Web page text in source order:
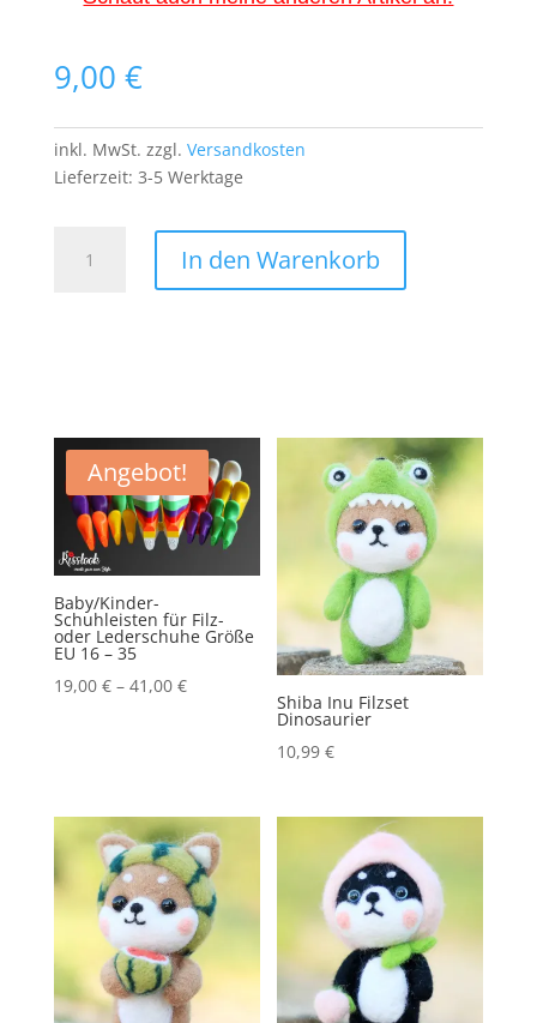
9,00 €
inkl. MwSt. zzgl. Versandkosten
Lieferzeit: 3-5 Werktage
Patch
Dumbo
Menge
In den Warenkorb
Angebot!
Baby/Kinder-
Schuhleisten für Filz-
oder Lederschuhe Größe
EU 16 – 35
19,00 €– 41,00 €
Shiba Inu Filzset
Dinosaurier
10,99€